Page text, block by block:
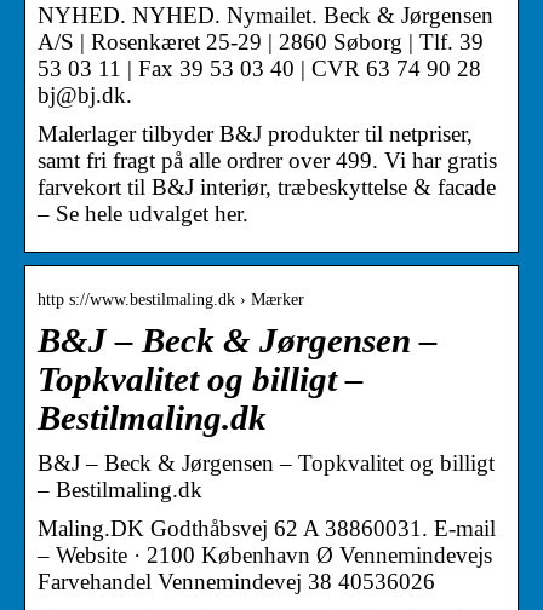
NYHED. NYHED. Nymailet. Beck & Jørgensen
A/S | Rosenkæret 25-29 | 2860 Søborg | Tlf. 39
53 03 11 | Fax 39 53 03 40 | CVR 63 74 90 28
bj@bj.dk.
Malerlager tilbyder B&J produkter til netpriser,
samt fri fragt på alle ordrer over 499. Vi har gratis
farvekort til B&J interiør, træbeskyttelse & facade
– Se hele udvalget her.
http s://www.bestilmaling.dk › Mærker
B&J – Beck & Jørgensen –
Topkvalitet og billigt –
Bestilmaling.dk
B&J – Beck & Jørgensen – Topkvalitet og billigt
– Bestilmaling.dk
Maling.DK Godthåbsvej 62 A 38860031. E-mail
– Website · 2100 København Ø Vennemindevejs
Farvehandel Vennemindevej 38 40536026